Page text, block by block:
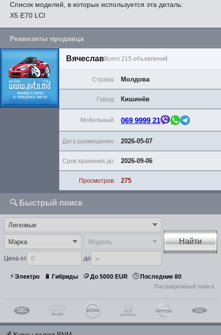
Список моделей, в которых используется эта деталь:
X5 E70 LCI
Реквизиты продавца
ВячеславВсего 215 объявлений
Страна: Молдова
Дата размещения: 2026-05-07
Город: Кишинёв
Срок хранения до: 2026-09-06
Мобильный: 069 9999 21
Просмотров: 275
🔍 Быстрый поиск
Цена от до
Найти
⚡Электро 🔋 Гибриды 🪙 До 5000 EUR 🕒 Последние 80
Расширенный поиск